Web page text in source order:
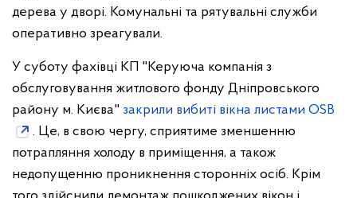
дерева у дворі. Комунальні та рятувальні служби
оперативно зреагували.
У суботу фахівці КП "Керуюча компанія з
обслуговування житлового фонду Дніпровського
району м. Києва" закрили вибиті вікна листами OSB
. Це, в свою чергу, сприятиме зменшенню
потрапляння холоду в приміщення, а також
недопущенню проникнення сторонніх осіб. Крім